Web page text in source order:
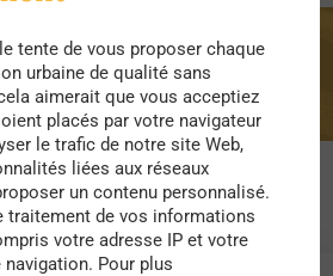
apprendre
tente de vous proposer chaque
urbaine de qualité sans
aimerait que vous acceptiez
placés par votre navigateur
le trafic de notre site Web,
liées aux réseaux
un contenu personnalisé.
traitement de vos informations
votre adresse IP et votre
Pour plus